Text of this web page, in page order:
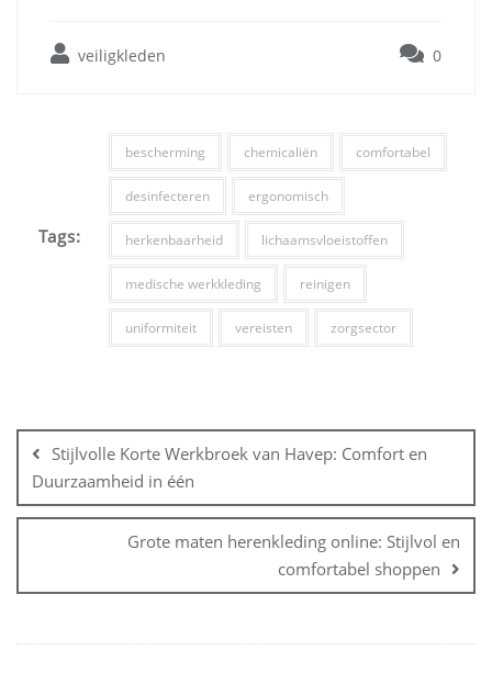
veiligkleden 0
Tags:
bescherming chemicaliën comfortabel
desinfecteren ergonomisch
herkenbaarheid lichaamsvloeistoffen
medische werkkleding reinigen
uniformiteit vereisten zorgsector
navigatie
Stijlvolle Korte Werkbroek van Havep: Comfort en
Duurzaamheid in één
Grote maten herenkleding online: Stijlvol en
comfortabel shoppen